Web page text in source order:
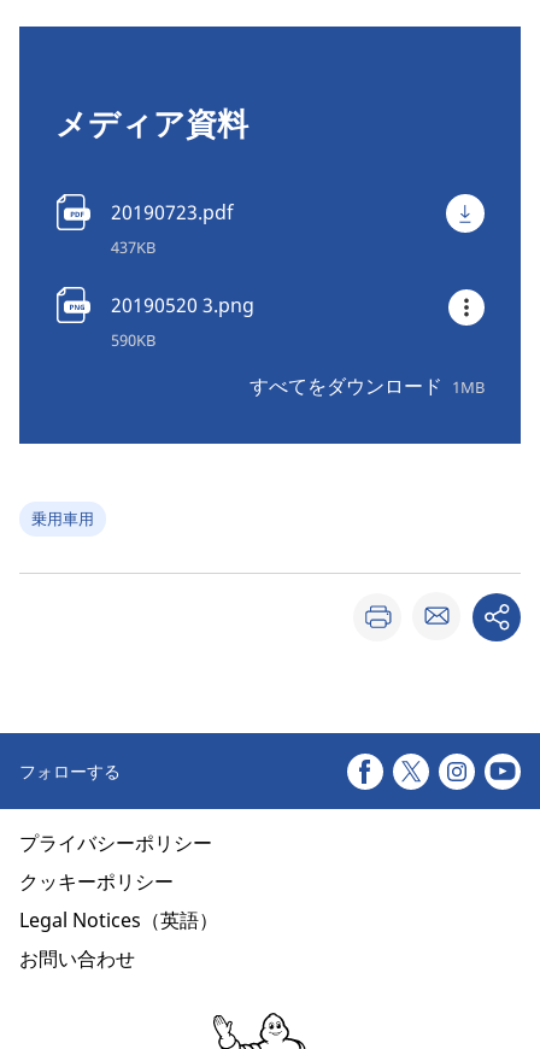
メディア資料
20190723.pdf
437KB
20190520 3.png
590KB
すべてをダウンロード 1MB
乗用車用
フォローする
プライバシーポリシー
クッキーポリシー
Legal Notices（英語）
お問い合わせ